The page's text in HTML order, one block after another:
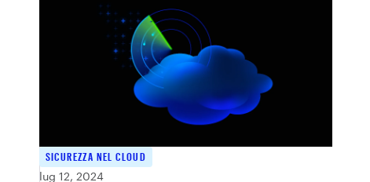
SICUREZZA NEL CLOUD
lug 12, 2024